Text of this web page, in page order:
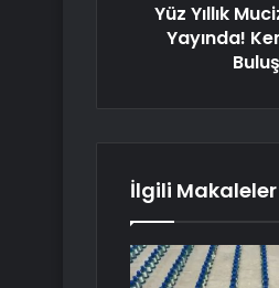
Yüz Yıllık
Yayında!
İlgili Makaleler